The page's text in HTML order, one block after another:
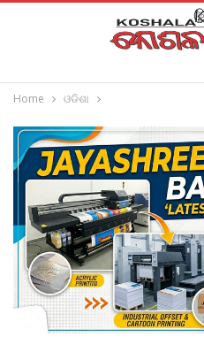
Home ଓଡିଶା